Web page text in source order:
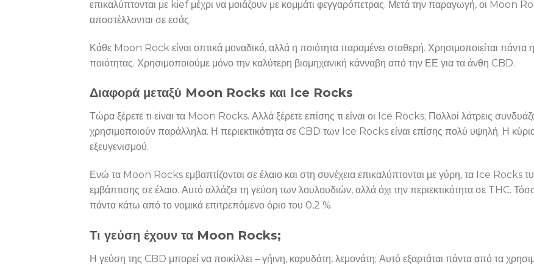
επικαλύπτονται με kief μέχρι να μοιάζουν με κομμάτι φεγγαρόπετρας. Μετά την παραγωγή, οι Moon
αποστέλλονται σε εσάς.
Κάθε Moon Rock είναι οπτικά μοναδικό, αλλά η ποιότητα παραμένει σταθερή. Χρησιμοποιείται πάντα η
ποιότητας. Χρησιμοποιούμε μόνο την καλύτερη βιομηχανική κάνναβη από την ΕΕ για τα άνθη CBD.
Διαφορά μεταξύ Moon Rocks και Ice Rocks
Τώρα ξέρετε τι είναι τα Moon Rocks. Αλλά ξέρετε επίσης τι είναι οι Ice Rocks; Πολλοί λάτρεις
χρησιμοποιούν παράλληλα. Η περιεκτικότητα σε CBD των Ice Rocks είναι επίσης πολύ υψηλή. Η
εξευγενισμού.
Ενώ τα Moon Rocks εμβαπτίζονται σε έλαιο και στη συνέχεια επικαλύπτονται με γύρη, τα Ice Rocks
εμβάπτισης σε έλαιο. Αυτό αλλάζει τη γεύση των λουλουδιών, αλλά όχι την περιεκτικότητα σε THC.
πάντα κάτω από το νομικά επιτρεπόμενο όριο του 0,2 %.
Τι γεύση έχουν τα Moon Rocks;
Η γεύση της CBD μπορεί να ποικίλλει – γήινη, καρυδάτη, λεμονάτη; Αυτό εξαρτάται πάντα από τα